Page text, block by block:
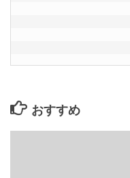
おすすめ